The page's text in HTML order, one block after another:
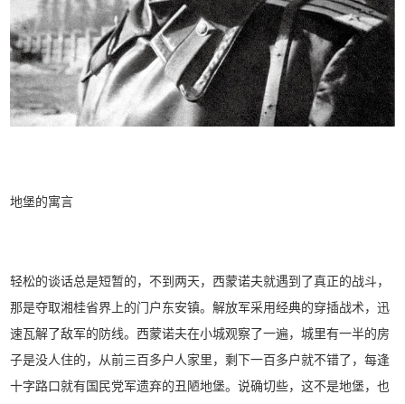
地堡的寓言
轻松的谈话总是短暂的，不到两天，西蒙诺夫就遇到了真正的战斗，
那是夺取湘桂省界上的门户东安镇。解放军采用经典的穿插战术，迅
速瓦解了敌军的防线。西蒙诺夫在小城观察了一遍，城里有一半的房
子是没人住的，从前三百多户人家里，剩下一百多户就不错了，每逢
十字路口就有国民党军遗弃的丑陋地堡。说确切些，这不是地堡，也